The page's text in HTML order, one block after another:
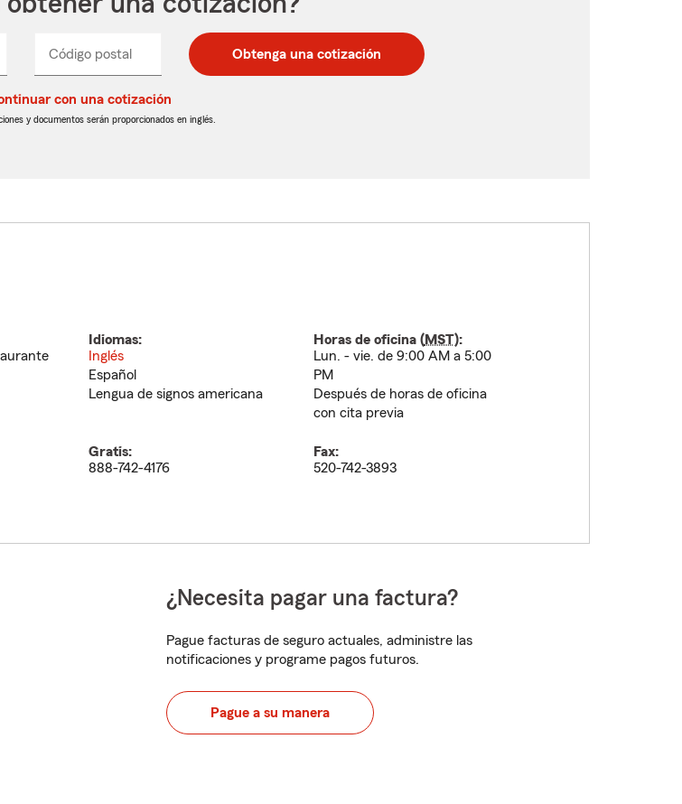
Código postal
postal
de
postal
de
_____ Obtenga una cotización
con una cotización
y documentos serán proporcionados en inglés.
Idiomas:
Inglés
Español
Lengua de signos americana
Horas de oficina (MST):
Lun. - vie. de 9:00 AM a 5:00
PM
Después de horas de oficina
con cita previa
Gratis:
888-742-4176
Fax:
520-742-3893
¿Necesita pagar una factura?
Pague facturas de seguro actuales, administre las
notificaciones y programe pagos futuros.
Pague a su manera